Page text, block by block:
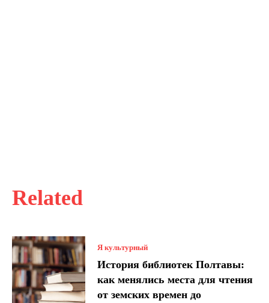
Related
Я культурный
История библиотек Полтавы:
как менялись места для чтения
от земских времен до